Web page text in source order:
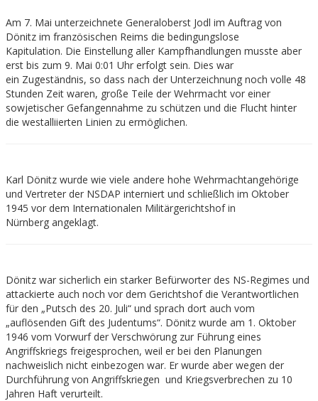
Am 7. Mai unterzeichnete Generaloberst Jodl im Auftrag von
Dönitz im französischen Reims die bedingungslose
Kapitulation. Die Einstellung aller Kampfhandlungen musste aber
erst bis zum 9. Mai 0:01 Uhr erfolgt sein. Dies war
ein Zugeständnis, so dass nach der Unterzeichnung noch volle 48
Stunden Zeit waren, große Teile der Wehrmacht vor einer
sowjetischer Gefangennahme zu schützen und die Flucht hinter
die westalliierten Linien zu ermöglichen.
Karl Dönitz wurde wie viele andere hohe Wehrmachtangehörige
und Vertreter der NSDAP interniert und schließlich im Oktober
1945 vor dem Internationalen Militärgerichtshof in
Nürnberg angeklagt.
Dönitz war sicherlich ein starker Befürworter des NS-Regimes und
attackierte auch noch vor dem Gerichtshof die Verantwortlichen
für den „Putsch des 20. Juli“ und sprach dort auch vom
„auflösenden Gift des Judentums“. Dönitz wurde am 1. Oktober
1946 vom Vorwurf der Verschwörung zur Führung eines
Angriffskriegs freigesprochen, weil er bei den Planungen
nachweislich nicht einbezogen war. Er wurde aber wegen der
Durchführung von Angriffskriegen und Kriegsverbrechen zu 10
Jahren Haft verurteilt.